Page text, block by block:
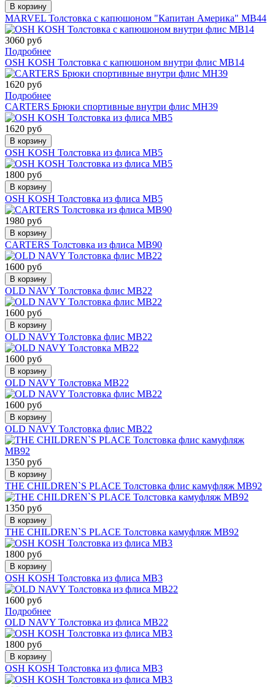
В корзину
MARVEL Толстовка с капюшоном "Капитан Америка" МВ44
3060 руб
Подробнее
OSH KOSH Толстовка с капюшоном внутри флис МВ14
1620 руб
Подробнее
CARTERS Брюки спортивные внутри флис МН39
1620 руб
В корзину
OSH KOSH Толстовка из флиса МВ5
1800 руб
В корзину
OSH KOSH Толстовка из флиса МВ5
1980 руб
В корзину
CARTERS Толстовка из флиса МВ90
1600 руб
В корзину
OLD NAVY Толстовка флис МВ22
1600 руб
В корзину
OLD NAVY Толстовка флис МВ22
1600 руб
В корзину
OLD NAVY Толстовка МВ22
1600 руб
В корзину
OLD NAVY Толстовка флис МВ22
1350 руб
В корзину
THE CHILDREN`S PLACE Толстовка флис камуфляж МВ92
1350 руб
В корзину
THE CHILDREN`S PLACE Толстовка камуфляж МВ92
1800 руб
В корзину
OSH KOSH Толстовка из флиса МВ3
1600 руб
Подробнее
OLD NAVY Толстовка из флиса МВ22
1800 руб
В корзину
OSH KOSH Толстовка из флиса МВ3